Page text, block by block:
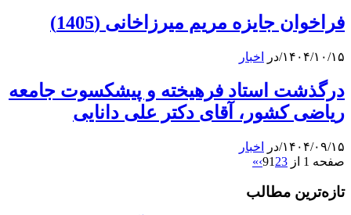
فراخوان جایزه مریم میرزاخانی (1405)
۱۴۰۴/۱۰/۱۵/در اخبار
درگذشت استاد فرهیخته و پیشکسوت جامعه
ریاضی کشور، آقای دکتر علی دانایی
۱۴۰۴/۰۹/۱۵/در
اخبار
صفحه 1 از 9
1 23
›
»
تازه‌ترین مطالب